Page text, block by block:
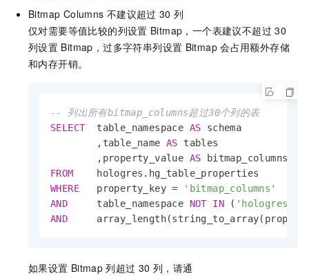
Bitmap Columns 不建议超过 30 列
仅对需要等值比较的列设置 Bitmap，一个表建议不超过 30
列设置 Bitmap，过多字符串列设置 Bitmap 会占用额外存储
和内存开销。
-- 列出所有bitmap_columns超过30个列的表
SELECT
  table_namespace
AS schema
        ,table_name
AS tables
        ,property_value
AS
FROM
WHERE
   property_key
=
'bitmap_columns'
AND
     table_namespace
NOT IN ( 'hologres'
AND
如果设置 Bitmap 列超过 30 列，请通